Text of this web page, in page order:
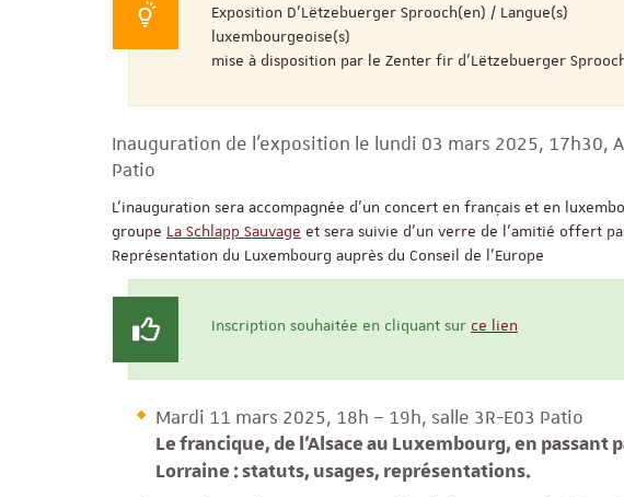
Exposition D’Lëtzebuerger Sprooch(en) / Langue(s)
luxembourgeoise(s)
mise à disposition par le Zenter fir d’Lëtzebuerger
Inauguration de l’exposition le lundi 03 mars 2025, 17h30,
Patio
L'inauguration sera accompagnée d’un concert en français et en
groupe La Schlapp Sauvage et sera suivie d’un verre de l’amitié offert
Représentation du Luxembourg auprès du Conseil de l’Europe
Inscription souhaitée en cliquant sur ce lien
Mardi 11 mars 2025, 18h – 19h, salle 3R-E03 Patio
Le francique, de l’Alsace au Luxembourg, en passant
Lorraine : statuts, usages, représentations.